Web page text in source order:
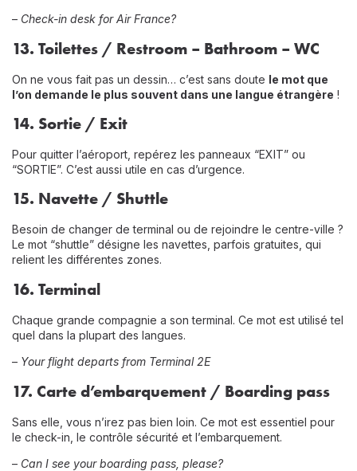
– Check-in desk for Air France?
13. Toilettes / Restroom – Bathroom – WC
On ne vous fait pas un dessin… c’est sans doute le mot que
l’on demande le plus souvent dans une langue étrangère !
14. Sortie / Exit
Pour quitter l’aéroport, repérez les panneaux “EXIT” ou
“SORTIE”. C’est aussi utile en cas d’urgence.
15. Navette / Shuttle
Besoin de changer de terminal ou de rejoindre le centre-ville ?
Le mot “shuttle” désigne les navettes, parfois gratuites, qui
relient les différentes zones.
16. Terminal
Chaque grande compagnie a son terminal. Ce mot est utilisé tel
quel dans la plupart des langues.
– Your flight departs from Terminal 2E
17. Carte d’embarquement / Boarding pass
Sans elle, vous n’irez pas bien loin. Ce mot est essentiel pour
le check-in, le contrôle sécurité et l’embarquement.
– Can I see your boarding pass, please?